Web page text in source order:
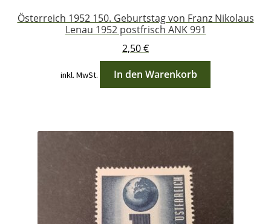
Österreich 1952 150. Geburtstag von Franz Nikolaus
Lenau 1952 postfrisch ANK 991
2,50€
inkl. MwSt. In den Warenkorb